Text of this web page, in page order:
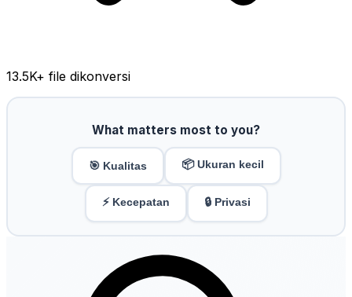
13.5K+ file dikonversi
What matters most to you?
🎯 Kualitas 📦 Ukuran kecil
⚡ Kecepatan 🔒 Privasi